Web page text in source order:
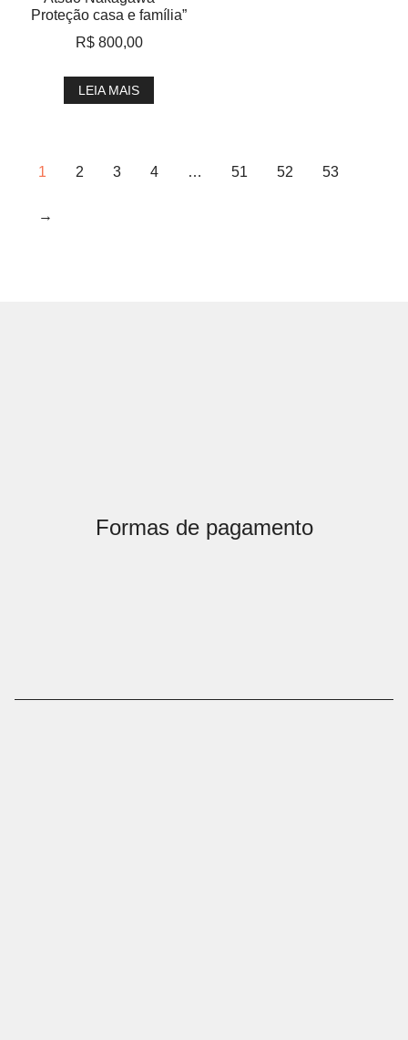
Proteção casa e família”
R$800,00
LEIA MAIS
1 2 3 4 … 51 52 53
→
Formas de pagamento